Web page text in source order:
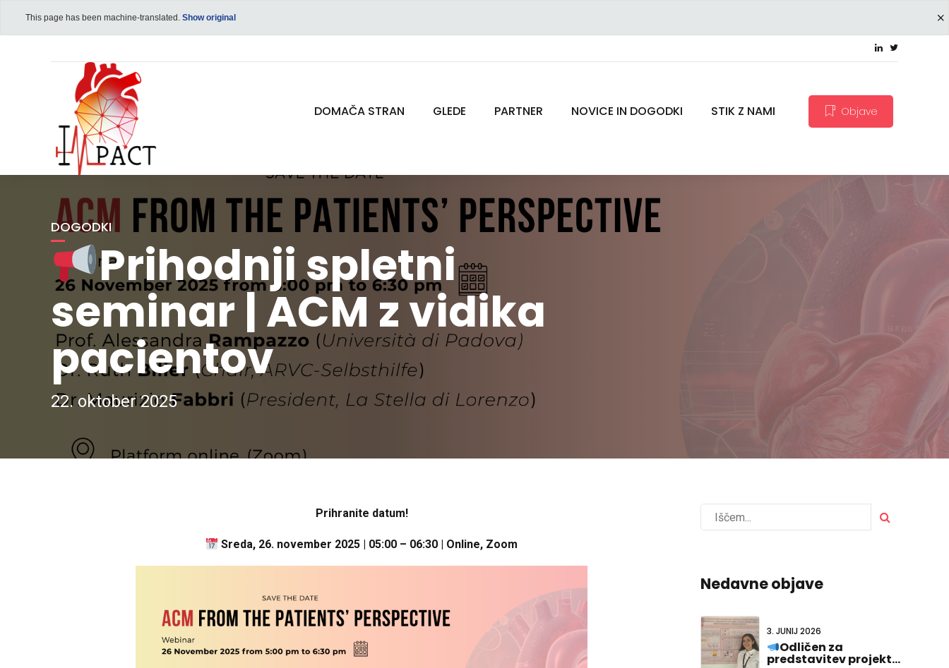
This page has been machine-translated. Show original
Objave
DOMAČA STRAN GLEDE PARTNER NOVICE IN DOGODKI STIK Z NAMI
DOGODKI
Prihodnji spletni
seminar | ACM z vidika
pacientov
22. oktober 2025
Prihranite datum!
Sreda, 26. november 2025 | 05:00 – 06:30 | Online, Zoom
Nedavne objave
3. JUNIJ 2026
Odličen za
predstavitev projekta